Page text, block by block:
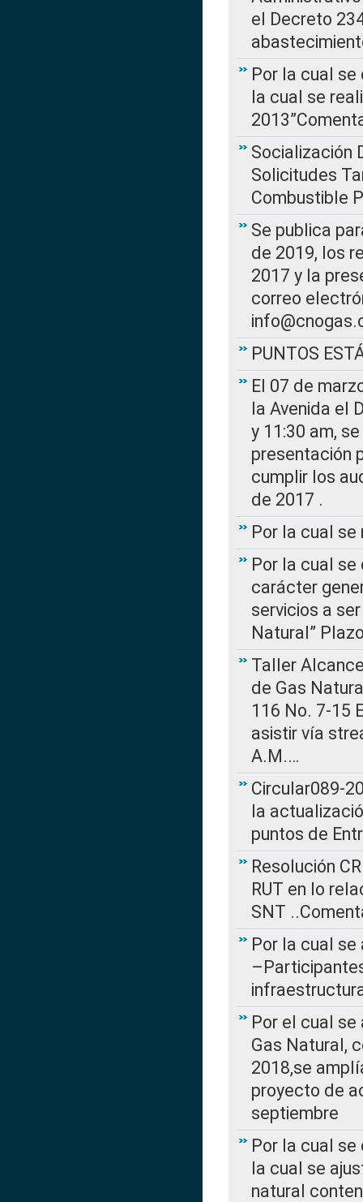
el Decreto
Por la cual se
la cual se
Socialización
Solicitudes
Combustible
Se publica
de 2019, los
2017 y la
correo
PUNTOS
El 07 de
la Avenida el
y 11:30 am,
presentación
cumplir los
de 2017 .
Por la cual se
Por la cual
carácter
servicios a
Natural”
Taller
de Gas
116 No. 7-15
asistir vía
A.M.…
Circular089-
la
puntos de
Resolución
RUT en lo
SNT
Por la cual se
Por el cual
Gas Natural,
2018,se
proyecto de
septiembre
Por la cual se
la cual se
natural